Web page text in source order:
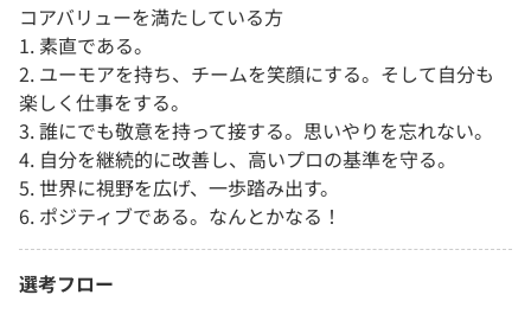
コアバリューを満たしている方
1. 素直である。
2. ユーモアを持ち、チームを笑顔にする。そして自分も
楽しく仕事をする。
3. 誰にでも敬意を持って接する。思いやりを忘れない。
4. 自分を継続的に改善し、高いプロの基準を守る。
5. 世界に視野を広げ、一歩踏み出す。
6. ポジティブである。なんとかなる！
選考フロー